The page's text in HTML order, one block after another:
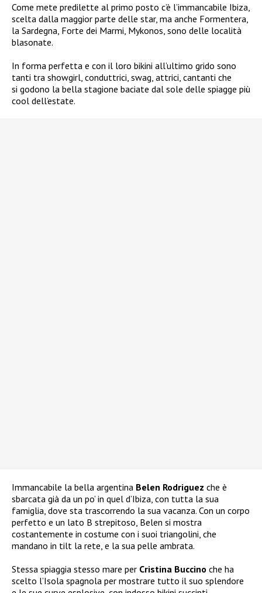
Come mete predilette al primo posto c’è l’immancabile Ibiza,
scelta dalla maggior parte delle star, ma anche Formentera,
la Sardegna, Forte dei Marmi, Mykonos, sono delle località
blasonate.
In forma perfetta e con il loro bikini all’ultimo grido sono
tanti tra showgirl, conduttrici, swag, attrici, cantanti che
si godono la bella stagione baciate dal sole delle spiagge più
cool dell’estate.
Immancabile la bella argentina Belen Rodriguez che è
sbarcata già da un po’ in quel d’Ibiza, con tutta la sua
famiglia, dove sta trascorrendo la sua vacanza. Con un corpo
perfetto e un lato B strepitoso, Belen si mostra
costantemente in costume con i suoi triangolini, che
mandano in tilt la rete, e la sua pelle ambrata.
Stessa spiaggia stesso mare per Cristina Buccino che ha
scelto l’Isola spagnola per mostrare tutto il suo splendore